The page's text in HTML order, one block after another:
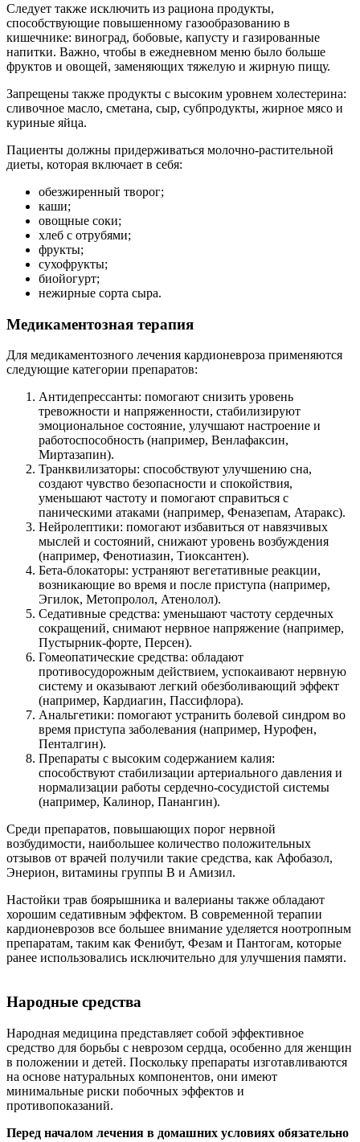
Следует также исключить из рациона продукты,
способствующие повышенному газообразованию в
кишечнике: виноград, бобовые, капусту и газированные
напитки. Важно, чтобы в ежедневном меню было больше
фруктов и овощей, заменяющих тяжелую и жирную пищу.
Запрещены также продукты с высоким уровнем холестерина:
сливочное масло, сметана, сыр, субпродукты, жирное мясо и
куриные яйца.
Пациенты должны придерживаться молочно-растительной
диеты, которая включает в себя:
обезжиренный творог;
каши;
овощные соки;
хлеб с отрубями;
фрукты;
сухофрукты;
биойогурт;
нежирные сорта сыра.
Медикаментозная терапия
Для медикаментозного лечения кардионевроза применяются
следующие категории препаратов:
Антидепрессанты: помогают снизить уровень
тревожности и напряженности, стабилизируют
эмоциональное состояние, улучшают настроение и
работоспособность (например, Венлафаксин,
Миртазапин).
Транквилизаторы: способствуют улучшению сна,
создают чувство безопасности и спокойствия,
уменьшают частоту и помогают справиться с
паническими атаками (например, Феназепам, Атаракс).
Нейролептики: помогают избавиться от навязчивых
мыслей и состояний, снижают уровень возбуждения
(например, Фенотиазин, Тиоксантен).
Бета-блокаторы: устраняют вегетативные реакции,
возникающие во время и после приступа (например,
Эгилок, Метопролол, Атенолол).
Седативные средства: уменьшают частоту сердечных
сокращений, снимают нервное напряжение (например,
Пустырник-форте, Персен).
Гомеопатические средства: обладают
противосудорожным действием, успокаивают нервную
систему и оказывают легкий обезболивающий эффект
(например, Кардиагин, Пассифлора).
Анальгетики: помогают устранить болевой синдром во
время приступа заболевания (например, Нурофен,
Пенталгин).
Препараты с высоким содержанием калия:
способствуют стабилизации артериального давления и
нормализации работы сердечно-сосудистой системы
(например, Калинор, Панангин).
Среди препаратов, повышающих порог нервной
возбудимости, наибольшее количество положительных
отзывов от врачей получили такие средства, как Афобазол,
Энерион, витамины группы В и Амизил.
Настойки трав боярышника и валерианы также обладают
хорошим седативным эффектом. В современной терапии
кардионеврозов все большее внимание уделяется ноотропным
препаратам, таким как Фенибут, Фезам и Пантогам, которые
ранее использовались исключительно для улучшения памяти.
Народные средства
Народная медицина представляет собой эффективное
средство для борьбы с неврозом сердца, особенно для женщин
в положении и детей. Поскольку препараты изготавливаются
на основе натуральных компонентов, они имеют
минимальные риски побочных эффектов и
противопоказаний.
Перед началом лечения в домашних условиях обязательно